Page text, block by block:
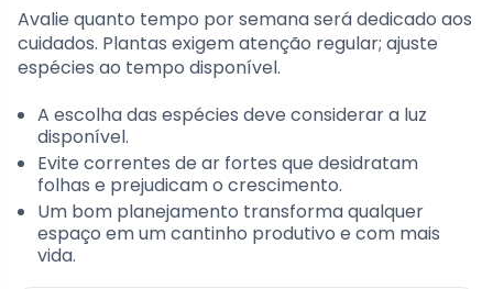
Avalie quanto tempo por semana será dedicado aos
cuidados. Plantas exigem atenção regular; ajuste
espécies ao tempo disponível.
A escolha das espécies deve considerar a luz
disponível.
Evite correntes de ar fortes que desidratam
folhas e prejudicam o crescimento.
Um bom planejamento transforma qualquer
espaço em um cantinho produtivo e com mais
vida.